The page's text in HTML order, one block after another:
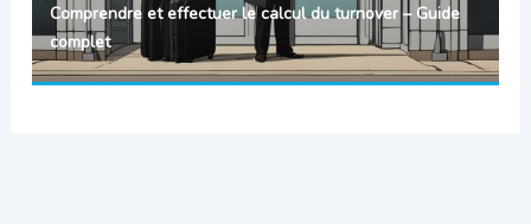
Comprendre et effectuer le calcul du turnover – Guide
complet